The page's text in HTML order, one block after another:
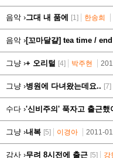
음악 ›그대 내 품에 [1] 한송희
음악 ›[꼬마달걀] tea time / end
그냥 ›+ 오리털 [4] 박주현
그냥 ›병원에 다녀왔는데요.. [7]
수다 ›'신비주의' 푹자고 출근했
그냥 ›내복 [5] 이경아 2011-
감사 ›무려 8시전에 출근 [5] 강